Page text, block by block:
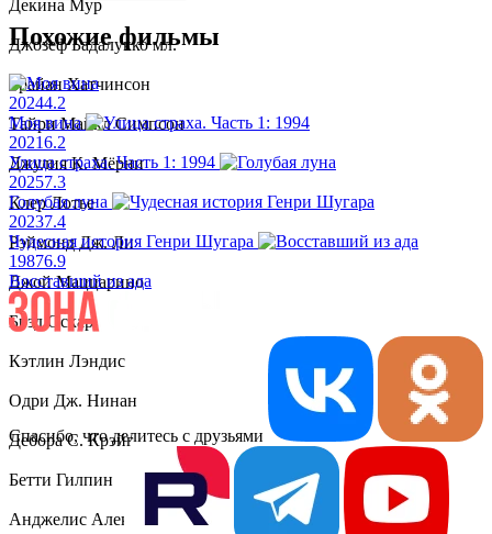
Декина Мур
Джозеф Бадалукко мл.
Брайан Хатчинсон
Тайри Майкл Симпсон
Джулия К. Мёрни
Клер Лотье
Рэймонд Дж. Ли
Джой Маццарино
Брэд Оскар
Кэтлин Лэндис
Одри Дж. Нинан
Дебора С. Крэйг
Бетти Гилпин
Анджелис Александрис
Похожие фильмы
20244.2
Моя вина
20216.2
Улица страха. Часть 1: 1994
20257.3
Голубая луна
20237.4
Чудесная история Генри Шугара
19876.9
Восставший из ада
Спасибо, что делитесь с друзьями